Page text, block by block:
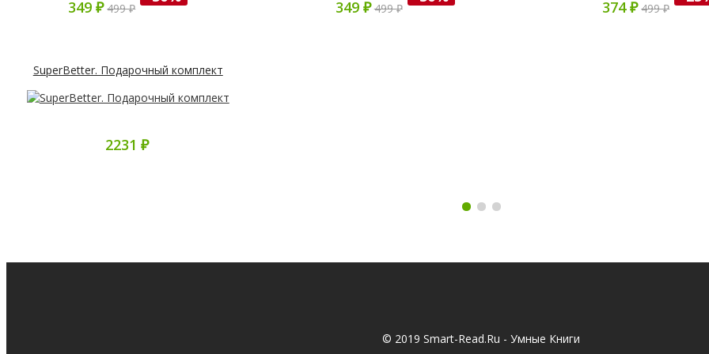
349 ₽ 499 ₽ 349 ₽ 499 ₽ 374 ₽ 499 ₽
SuperBetter. Подарочный комплект
2231 ₽
© 2019 Smart-Read.ru - Умные Книги